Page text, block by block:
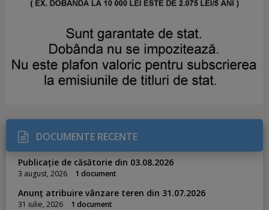
DOCUMENTE RECENTE
Publicație de căsătorie din 03.08.2026
3 august, 2026 1 document
Anunț atribuire vânzare teren din 31.07.2026
31 iulie, 2026 1 document